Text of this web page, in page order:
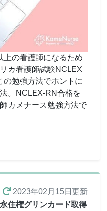
上の看護師になるため
カ看護師試験NCLEX-
の勉強方法でホントに
。NCLEX-RN合格を
カメナース勉強方法で
2023年02月15日 更新
住権グリンカード取得